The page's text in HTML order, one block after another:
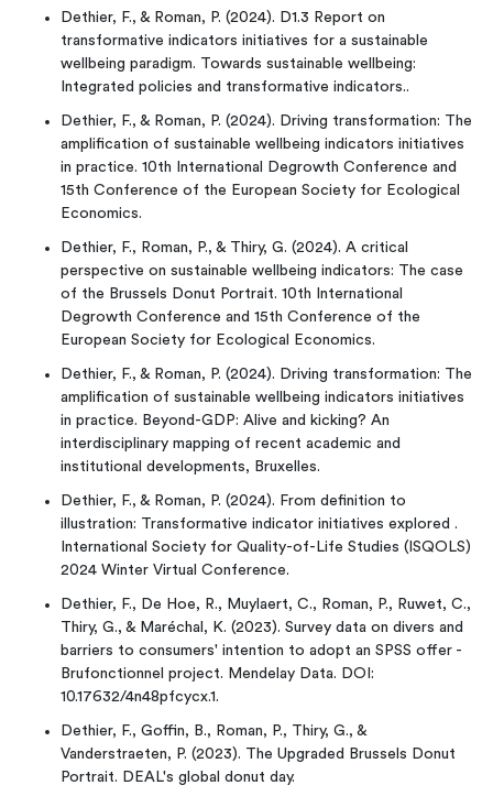
Dethier, F., & Roman, P. (2024). D1.3 Report on
transformative indicators initiatives for a sustainable
wellbeing paradigm. Towards sustainable wellbeing:
Integrated policies and transformative indicators..
Dethier, F., & Roman, P. (2024). Driving transformation: The
amplification of sustainable wellbeing indicators initiatives
in practice. 10th International Degrowth Conference and
15th Conference of the European Society for Ecological
Economics.
Dethier, F., Roman, P., & Thiry, G. (2024). A critical
perspective on sustainable wellbeing indicators: The case
of the Brussels Donut Portrait. 10th International
Degrowth Conference and 15th Conference of the
European Society for Ecological Economics.
Dethier, F., & Roman, P. (2024). Driving transformation: The
amplification of sustainable wellbeing indicators initiatives
in practice. Beyond-GDP: Alive and kicking? An
interdisciplinary mapping of recent academic and
institutional developments, Bruxelles.
Dethier, F., & Roman, P. (2024). From definition to
illustration: Transformative indicator initiatives explored .
International Society for Quality-of-Life Studies (ISQOLS)
2024 Winter Virtual Conference.
Dethier, F., De Hoe, R., Muylaert, C., Roman, P., Ruwet, C.,
Thiry, G., & Maréchal, K. (2023). Survey data on divers and
barriers to consumers' intention to adopt an SPSS offer -
Brufonctionnel project. Mendelay Data. DOI:
10.17632/4n48pfcycx.1.
Dethier, F., Goffin, B., Roman, P., Thiry, G., &
Vanderstraeten, P. (2023). The Upgraded Brussels Donut
Portrait. DEAL's global donut day.